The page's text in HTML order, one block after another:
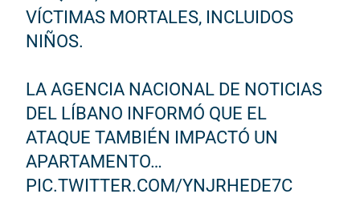
VÍCTIMAS MORTALES, INCLUIDOS
NIÑOS.
LA AGENCIA NACIONAL DE NOTICIAS
DEL LÍBANO INFORMÓ QUE EL
ATAQUE TAMBIÉN IMPACTÓ UN
APARTAMENTO…
PIC.TWITTER.COM/YNJRHEDE7C